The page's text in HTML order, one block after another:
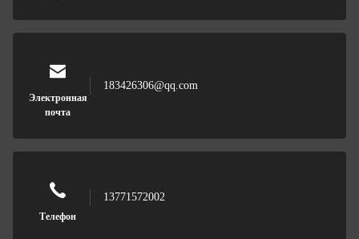
Электронная
почта
183426306@qq.com
Телефон
13771572002